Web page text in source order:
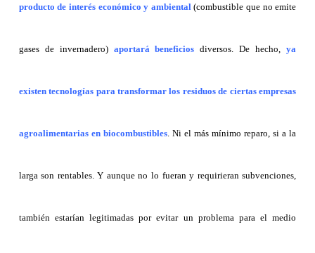
producto de interés económico y ambiental (combustible que no emite
gases de invernadero) aportará beneficios diversos. De hecho,ya
existen tecnologías para transformar los residuos de ciertas empresas
agroalimentarias en biocombustibles. Ni el más mínimo reparo, si a la
larga son rentables. Y aunque no lo fueran y requirieran subvenciones,
también estarían legitimadas por evitar un problema para el medio